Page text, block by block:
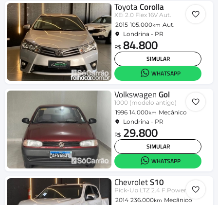
ToyotaCorolla
XEi 2.0 Flex 16V Aut.
2015 105.000km Aut.
Londrina - PR
R$ 84.800
SIMULAR
WHATSAPP
VolkswagenGol
1000 (modelo antigo)
1996 14.000km Mecânico
Londrina - PR
R$ 29.800
SIMULAR
WHATSAPP
ChevroletS10
Pick-Up LTZ 2.4 F.Power 4x2 CD
2014 236.000km Mecânico